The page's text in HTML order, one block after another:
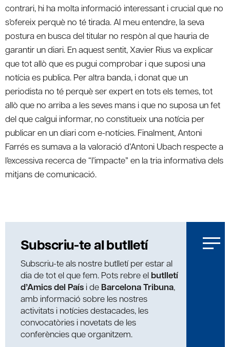
contrari, hi ha molta informació interessant i crucial que no
s’ofereix perquè no té tirada. Al meu entendre, la seva
postura en busca del titular no respòn al que hauria de
garantir un diari. En aquest sentit, Xavier Rius va explicar
que tot allò que es pugui comprobar i que suposi una
notícia es publica. Per altra banda, i donat que un
periodista no té perquè ser expert en tots els temes, tot
allò que no arriba a les seves mans i que no suposa un fet
del que calgui informar, no constitueix una notícia per
publicar en un diari com e-notícies. Finalment, Antoni
Farrés es sumava a la valoració d’Antoni Ubach respecte a
l’excessiva recerca de “l’impacte” en la tria informativa dels
mitjans de comunicació.
Subscriu-te al butlletí
Subscriu-te als nostre butlletí per estar al
dia de tot el que fem. Pots rebre el butlletí
d’Amics del País i de Barcelona Tribuna,
amb informació sobre les nostres
activitats i notícies destacades, les
convocatòries i novetats de les
conferències que organitzem.